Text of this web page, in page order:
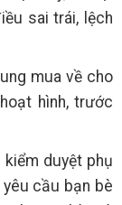
sai trái, lệch
mua về cho
hình, trước
duyệt phụ
cầu bạn bè